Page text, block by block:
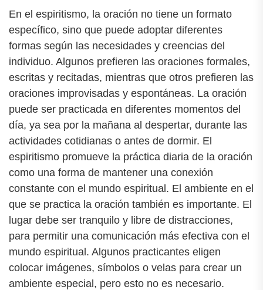
En el espiritismo, la oración no tiene un formato
específico, sino que puede adoptar diferentes
formas según las necesidades y creencias del
individuo. Algunos prefieren las oraciones formales,
escritas y recitadas, mientras que otros prefieren las
oraciones improvisadas y espontáneas. La oración
puede ser practicada en diferentes momentos del
día, ya sea por la mañana al despertar, durante las
actividades cotidianas o antes de dormir. El
espiritismo promueve la práctica diaria de la oración
como una forma de mantener una conexión
constante con el mundo espiritual. El ambiente en el
que se practica la oración también es importante. El
lugar debe ser tranquilo y libre de distracciones,
para permitir una comunicación más efectiva con el
mundo espiritual. Algunos practicantes eligen
colocar imágenes, símbolos o velas para crear un
ambiente especial, pero esto no es necesario.